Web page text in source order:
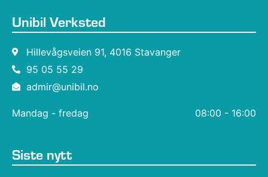
Unibil Verksted
Hillevågsveien 91, 4016 Stavanger
95 05 55 29
admir@unibil.no
Mandag - fredag 08:00 - 16:00
Siste nytt